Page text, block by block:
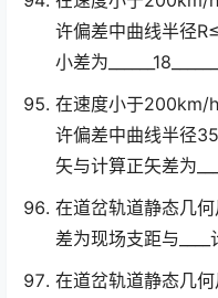
许偏差中曲线半径
小差为
在速度小于200km/
许偏差中曲线半径
矢与计算正矢差为
在道岔轨道静态几
差为现场支距与____
在道岔轨道静态几